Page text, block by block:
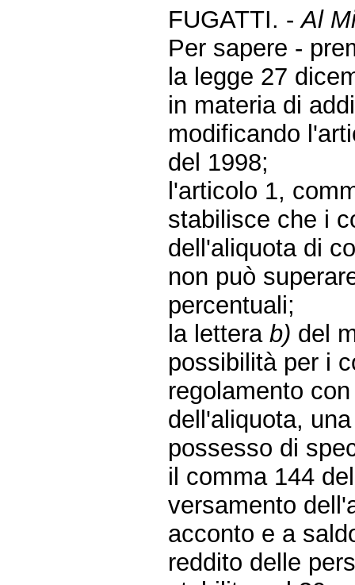
FUGATTI. -Al
Per sapere -
la legge 27
in materia di
modificando
del 1998;
l'articolo 1,
stabilisce che i
dell'aliquota di
non può
percentuali;
la letterab) del
possibilità per i
regolamento
dell'aliquota,
possesso di
il comma 144
versamento
acconto e a
reddito delle